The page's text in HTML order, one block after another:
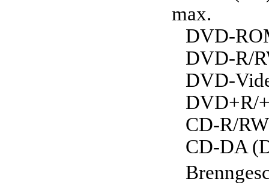
max.
DVD-
DVD-R/
DVD-
DVD+R/
CD-R/
CD-DA